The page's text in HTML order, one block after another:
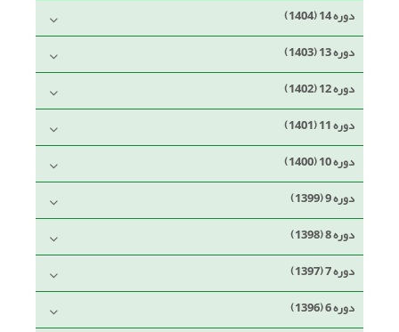
دوره 14 (1404)
دوره 13 (1403)
دوره 12 (1402)
دوره 11 (1401)
دوره 10 (1400)
دوره 9 (1399)
دوره 8 (1398)
دوره 7 (1397)
دوره 6 (1396)